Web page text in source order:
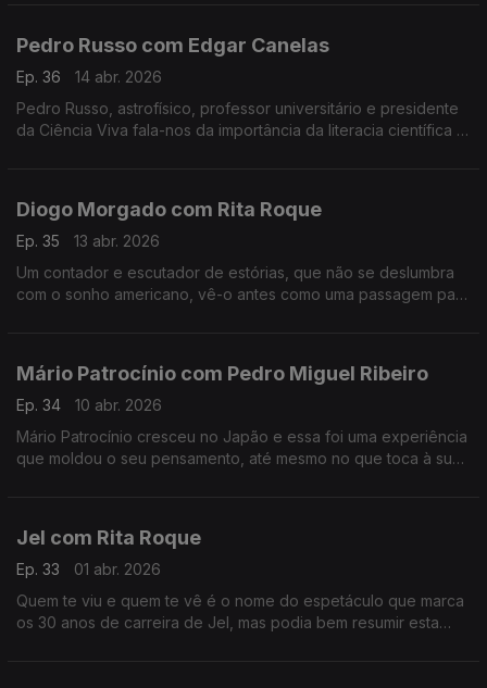
Pedro Russo com Edgar Canelas
Ep. 36
14 abr. 2026
Pedro Russo, astrofísico, professor universitário e presidente
da Ciência Viva fala-nos da importância da literacia científica e
Diogo Morgado com Rita Roque
Ep. 35
13 abr. 2026
Um contador e escutador de estórias, que não se deslumbra
com o sonho americano, vê-o antes como uma passagem para
Mário Patrocínio com Pedro Miguel Ribeiro
Ep. 34
10 abr. 2026
Mário Patrocínio cresceu no Japão e essa foi uma experiência
que moldou o seu pensamento, até mesmo no que toca à sua
Jel com Rita Roque
Ep. 33
01 abr. 2026
Quem te viu e quem te vê é o nome do espetáculo que marca
os 30 anos de carreira de Jel, mas podia bem resumir esta